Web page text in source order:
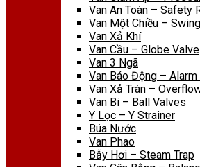
Van An Toàn – Safety
Van Một Chiều –
Van Xả Khí
Van Cầu – Globe Valve
Van 3 Ngã
Van Báo Động – Alarm
Van Xả Tràn –
Van Bi – Ball Valves
Y Lọc – Y Strainer
Búa Nước
Van Phao
Bẫy Hơi – Steam Trap